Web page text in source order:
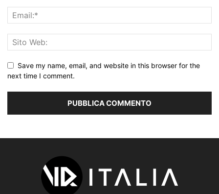
Save my name, email, and website in this browser for the
next time I comment.